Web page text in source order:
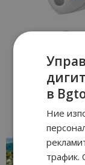
в
Ние
трафик.